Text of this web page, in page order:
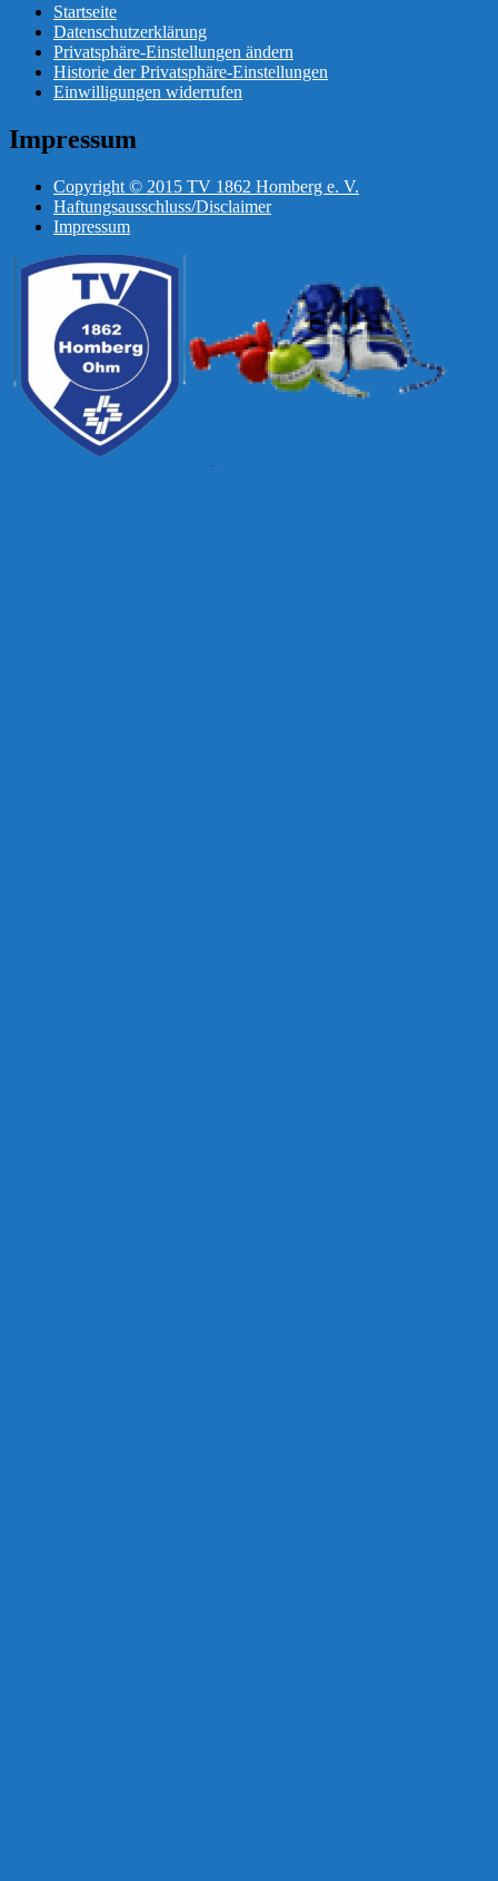
Startseite
Datenschutzerklärung
Privatsphäre-Einstellungen ändern
Historie der Privatsphäre-Einstellungen
Einwilligungen widerrufen
Impressum
Copyright © 2015 TV 1862 Homberg e. V.
Haftungsausschluss/Disclaimer
Impressum